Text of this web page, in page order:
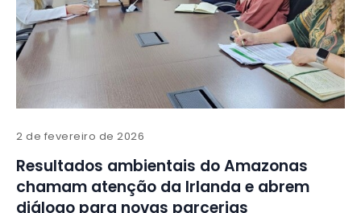
2 de fevereiro de 2026
Resultados ambientais do Amazonas
chamam atenção da Irlanda e abrem
diálogo para novas parcerias